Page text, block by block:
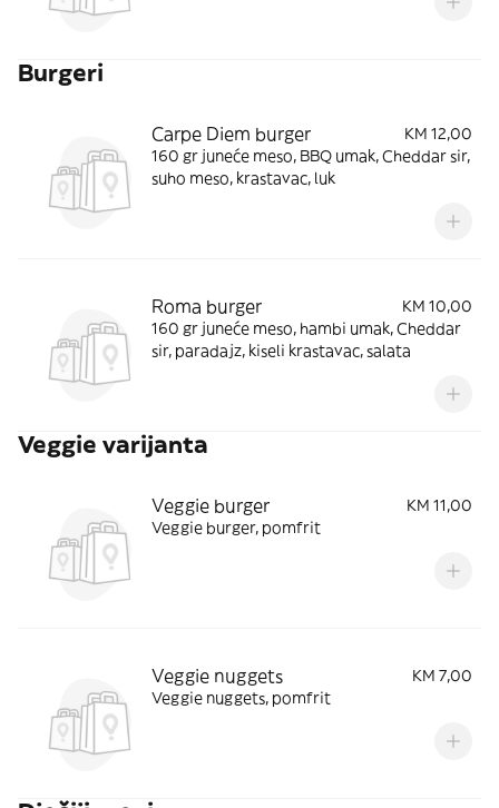
Burgeri
Carpe Diem burger
KM 12,00
160 gr juneće meso, BBQ umak, Cheddar sir,
suho meso, krastavac, luk
Roma burger
KM 10,00
160 gr juneće meso, hambi umak, Cheddar
sir, paradajz, kiseli krastavac, salata
Veggie varijanta
Veggie burger
KM 11,00
Veggie burger, pomfrit
Veggie nuggets
KM 7,00
Veggie nuggets, pomfrit